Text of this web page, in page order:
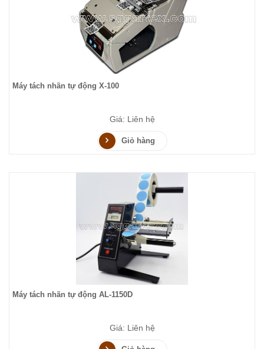
Máy tách nhãn tự động X-100
Giá: Liên hệ
Giỏ hàng
Máy tách nhãn tự động AL-1150D
Giá: Liên hệ